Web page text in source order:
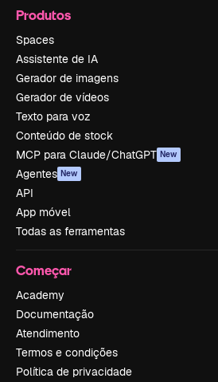
Produtos
Spaces
Assistente de IA
Gerador de imagens
Gerador de vídeos
Texto para voz
Conteúdo de stock
MCP para Claude/ChatGPT New
Agentes New
API
App móvel
Todas as ferramentas
Começar
Academy
Documentação
Atendimento
Termos e condições
Política de privacidade